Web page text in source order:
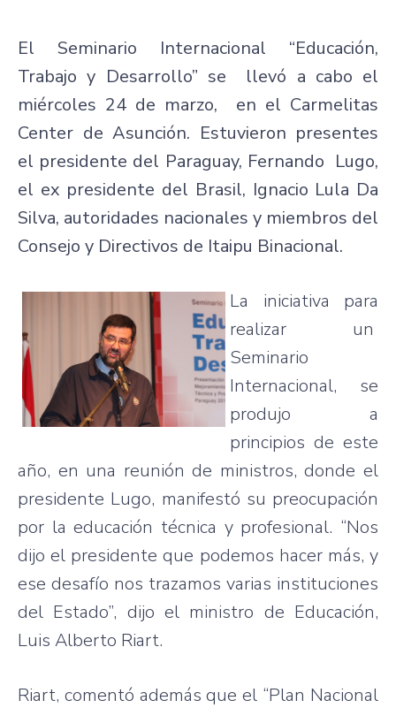
El Seminario Internacional “Educación,
Trabajo y Desarrollo” se llevó a cabo el
miércoles 24 de marzo, en el Carmelitas
Center de Asunción. Estuvieron presentes
el presidente del Paraguay, Fernando Lugo,
el ex presidente del Brasil, Ignacio Lula Da
Silva, autoridades nacionales y miembros del
Consejo y Directivos de Itaipu Binacional.
La iniciativa para
realizar un
Seminario
Internacional, se
produjo a
principios de este
año, en una reunión de ministros, donde el
presidente Lugo, manifestó su preocupación
por la educación técnica y profesional. “Nos
dijo el presidente que podemos hacer más, y
ese desafío nos trazamos varias instituciones
del Estado”, dijo el ministro de Educación,
Luis Alberto Riart.
Riart, comentó además que el “Plan Nacional